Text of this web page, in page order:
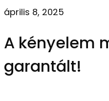
április 8, 2025
A kényelem
garantált!